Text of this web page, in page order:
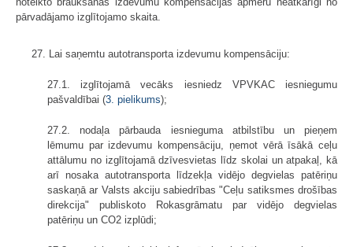
pārvadājamo izglītojamo skaita.
27. Lai saņemtu autotransporta izdevumu kompensāciju:
27.1. izglītojamā vecāks iesniedz VPVKAC iesniegumu
pašvaldībai (3. pielikums);
27.2. nodaļa pārbauda iesnieguma atbilstību un pieņem
lēmumu par izdevumu kompensāciju, ņemot vērā īsākā ceļu
attālumu no izglītojamā dzīvesvietas līdz skolai un atpakaļ, kā
arī nosaka autotransporta līdzekļa vidējo degvielas patēriņu
saskaņā ar Valsts akciju sabiedrības "Ceļu satiksmes drošības
direkcija" publiskoto Rokasgrāmatu par vidējo degvielas
patēriņu un CO2 izplūdi;